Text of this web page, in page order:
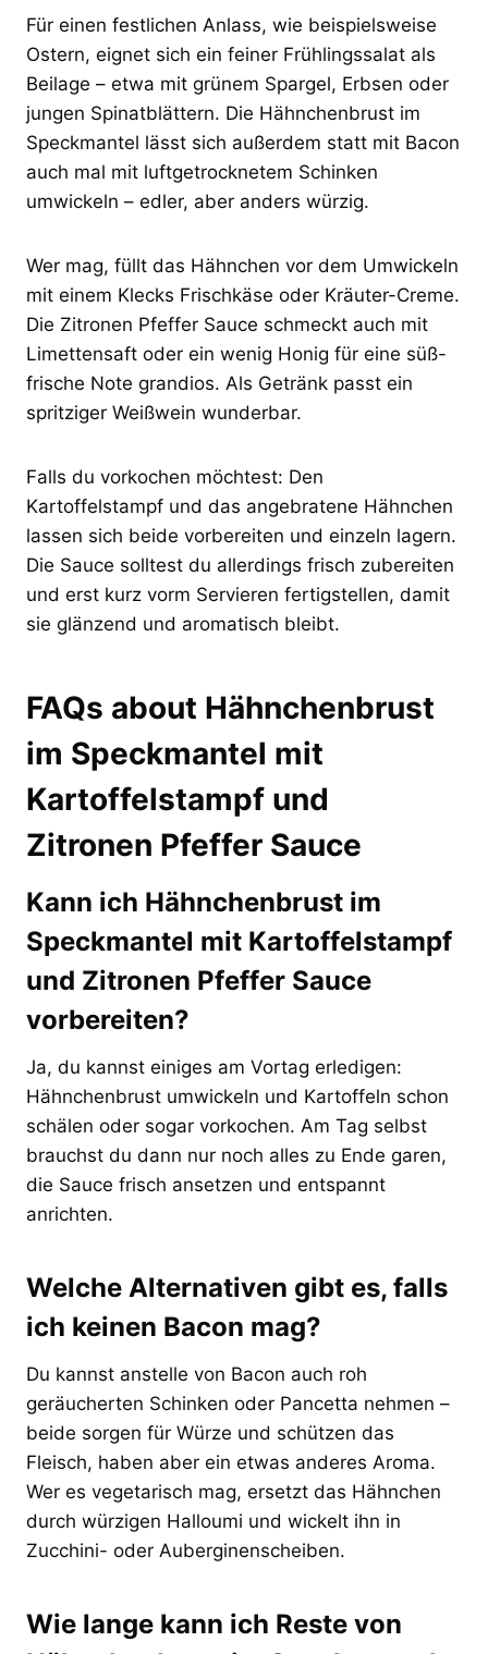
Für einen festlichen Anlass, wie beispielsweise
Ostern, eignet sich ein feiner Frühlingssalat als
Beilage – etwa mit grünem Spargel, Erbsen oder
jungen Spinatblättern. Die Hähnchenbrust im
Speckmantel lässt sich außerdem statt mit Bacon
auch mal mit luftgetrocknetem Schinken
umwickeln – edler, aber anders würzig.
Wer mag, füllt das Hähnchen vor dem Umwickeln
mit einem Klecks Frischkäse oder Kräuter-Creme.
Die Zitronen Pfeffer Sauce schmeckt auch mit
Limettensaft oder ein wenig Honig für eine süß-
frische Note grandios. Als Getränk passt ein
spritziger Weißwein wunderbar.
Falls du vorkochen möchtest: Den
Kartoffelstampf und das angebratene Hähnchen
lassen sich beide vorbereiten und einzeln lagern.
Die Sauce solltest du allerdings frisch zubereiten
und erst kurz vorm Servieren fertigstellen, damit
sie glänzend und aromatisch bleibt.
FAQs about Hähnchenbrust
im Speckmantel mit
Kartoffelstampf und
Zitronen Pfeffer Sauce
Kann ich Hähnchenbrust im
Speckmantel mit Kartoffelstampf
und Zitronen Pfeffer Sauce
vorbereiten?
Ja, du kannst einiges am Vortag erledigen:
Hähnchenbrust umwickeln und Kartoffeln schon
schälen oder sogar vorkochen. Am Tag selbst
brauchst du dann nur noch alles zu Ende garen,
die Sauce frisch ansetzen und entspannt
anrichten.
Welche Alternativen gibt es, falls
ich keinen Bacon mag?
Du kannst anstelle von Bacon auch roh
geräucherten Schinken oder Pancetta nehmen –
beide sorgen für Würze und schützen das
Fleisch, haben aber ein etwas anderes Aroma.
Wer es vegetarisch mag, ersetzt das Hähnchen
durch würzigen Halloumi und wickelt ihn in
Zucchini- oder Auberginenscheiben.
Wie lange kann ich Reste von